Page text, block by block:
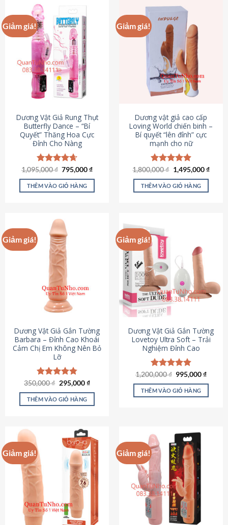
Giảm giá!
Dương Vật Giả Rung Thụt
Butterfly Dance – “Bí
Quyết” Thăng Hoa Cực
Đỉnh Cho Nàng
Được xếp
hạng4.65
5 sao
1,095,000₫ Giá
là:
1,095,000 ₫.
795,000₫Giá
tại
THÊM VÀO GIỎ HÀNG
Giảm giá!
Dương vật giả cao cấp
Loving World chiến binh –
Bí quyết “lên đỉnh” cực
mạnh cho nữ
Được xếp
hạng4.89
5 sao
1,800,000₫ Giá
gốc
là:
1,800,000 ₫.
1,495,000₫Giá
THÊM VÀO GIỎ HÀNG
Giảm giá!
Dương Vật Giả Gắn Tường
Barbara – Đỉnh Cao Khoái
Cảm Chị Em Không Nên Bỏ
Lỡ
Được xếp
hạng4.79
5 sao
350,000₫ Giá
là:
350,000 ₫.
295,000₫Giá
tại
THÊM VÀO GIỎ HÀNG
Giảm giá!
Dương Vật Giả Gắn Tường
Lovetoy Ultra Soft – Trải
Nghiệm Đỉnh Cao
Được xếp
hạng4.82
5 sao
1,200,000₫ Giá
là:
1,200,000 ₫.
995,000₫Giá
tại
THÊM VÀO GIỎ HÀNG
Giảm giá! Giảm giá!